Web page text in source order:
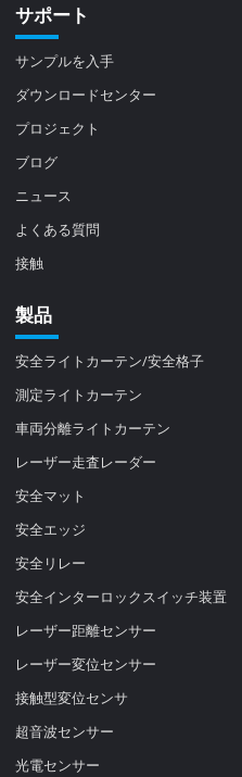
サポート
サンプルを入手
ダウンロードセンター
プロジェクト
ブログ
ニュース
よくある質問
接触
製品
安全ライトカーテン/安全格子
測定ライトカーテン
車両分離ライトカーテン
レーザー走査レーダー
安全マット
安全エッジ
安全リレー
安全インターロックスイッチ装置
レーザー距離センサー
レーザー変位センサー
接触型変位センサ
超音波センサー
光電センサー